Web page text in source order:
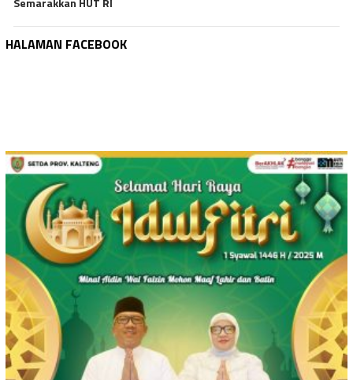
HALAMAN FACEBOOK